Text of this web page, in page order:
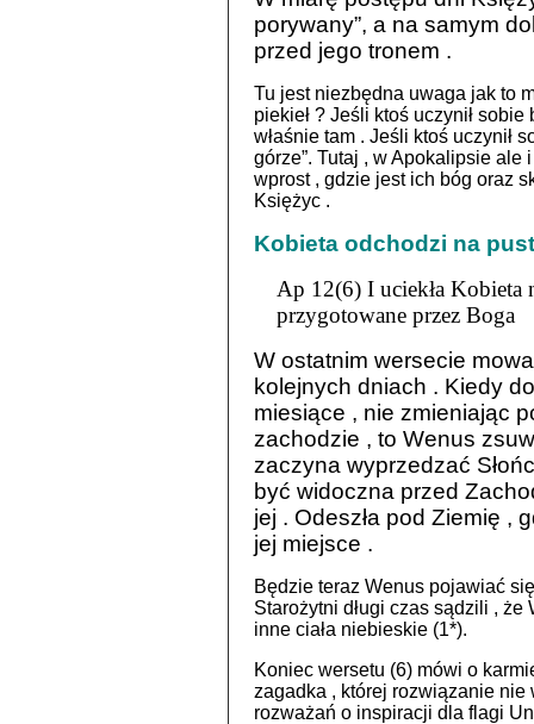
porywany”, a na samym
przed jego tronem .
Tu jest niezbędna uwaga jak to
piekieł ? Jeśli ktoś uczynił
właśnie tam . Jeśli ktoś uczynił
górze”. Tutaj , w Apokalipsie
wprost , gdzie jest ich bóg oraz
Księżyc .
Kobieta odchodzi na
Ap 12(6) I uciekła Kobieta
przygotowane przez Boga
W ostatnim wersecie
kolejnych dniach . Kiedy
miesiące , nie zmieniając
zachodzie , to Wenus
zaczyna wyprzedzać
być widoczna przed
jej . Odeszła pod Ziemię ,
jej miejsce .
Będzie teraz Wenus pojawiać
Starożytni długi czas sądzili ,
inne ciała niebieskie (1*).
Koniec wersetu (6) mówi o
zagadka , której rozwiązanie
rozważań o inspiracji dla flagi